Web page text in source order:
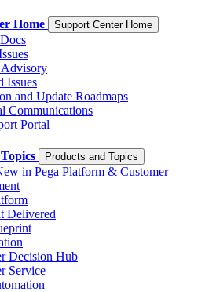
Home Support Center Home
Advisory
Issues
and Update Roadmaps
Communications
Portal
Products and Topics
in Pega Platform & Customer
Delivered
Decision Hub
Service